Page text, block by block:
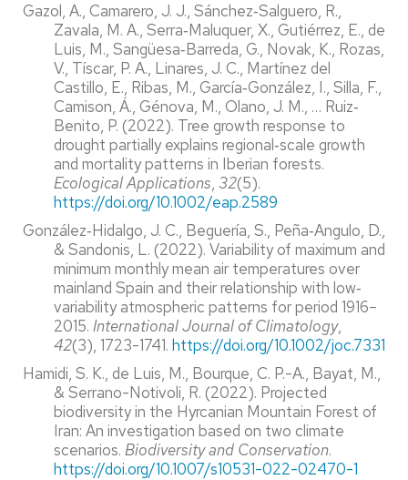
Gazol, A., Camarero, J. J., Sánchez‐Salguero, R.,
Zavala, M. A., Serra‐Maluquer, X., Gutiérrez, E., de
Luis, M., Sangüesa‐Barreda, G., Novak, K., Rozas,
V., Tíscar, P. A., Linares, J. C., Martínez del
Castillo, E., Ribas, M., García‐González, I., Silla, F.,
Camison, Á., Génova, M., Olano, J. M., … Ruiz‐
Benito, P. (2022). Tree growth response to
drought partially explains regional‐scale growth
and mortality patterns in Iberian forests.
Ecological Applications, 32(5).
https://doi.org/10.1002/eap.2589
González‐Hidalgo, J. C., Beguería, S., Peña‐Angulo, D.,
& Sandonis, L. (2022). Variability of maximum and
minimum monthly mean air temperatures over
mainland Spain and their relationship with low‐
variability atmospheric patterns for period 1916–
2015. International Journal of Climatology,
42(3), 1723-1741. https://doi.org/10.1002/joc.7331
Hamidi, S. K., de Luis, M., Bourque, C. P.-A., Bayat, M.,
& Serrano-Notivoli, R. (2022). Projected
biodiversity in the Hyrcanian Mountain Forest of
Iran: An investigation based on two climate
scenarios. Biodiversity and Conservation.
https://doi.org/10.1007/s10531-022-02470-1